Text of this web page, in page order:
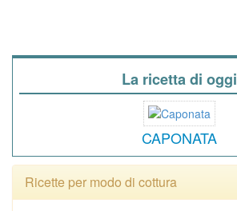
La ricetta di oggi
CAPONATA
Ricette per modo di cottura